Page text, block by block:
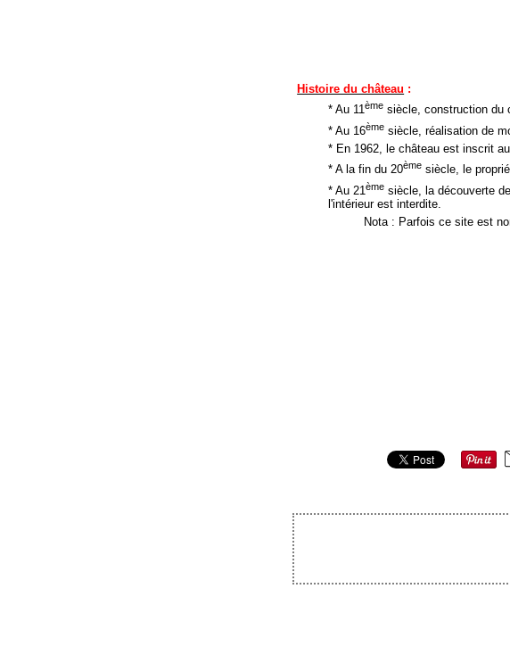
Histoire du château :
* Au 11ème siècle, construction du
* Au 16ème siècle, réalisation de
* En 1962, le château est inscrit
* A la fin du 20ème siècle, le
* Au 21ème siècle, la découverte
l'intérieur est interdite.
Nota : Parfois ce site est